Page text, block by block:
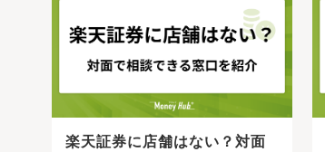
楽天証券に店舗はない？対面